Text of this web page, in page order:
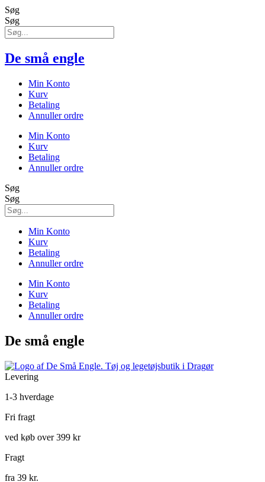
Søg
Søg
De små engle
Min Konto
Kurv
Betaling
Annuller ordre
Min Konto
Kurv
Betaling
Annuller ordre
Søg
Søg
Min Konto
Kurv
Betaling
Annuller ordre
Min Konto
Kurv
Betaling
Annuller ordre
De små engle
Levering
1-3 hverdage
Fri fragt
ved køb over 399 kr
Fragt
fra 39 kr.